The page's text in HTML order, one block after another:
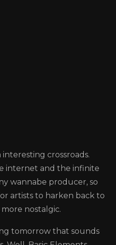
crossroads.
internet and the infinite
wannabe producer, so
artists to harken back to
nostalgic.
tomorrow that sounds